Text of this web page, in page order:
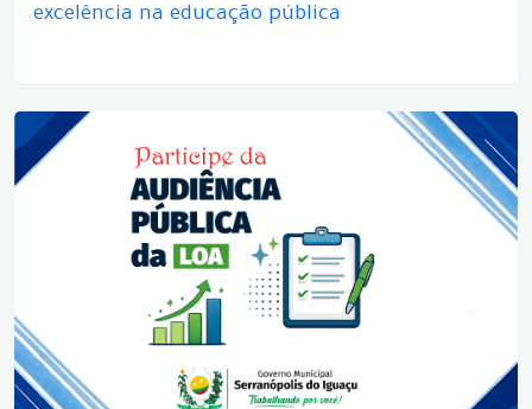
excelência na educação pública